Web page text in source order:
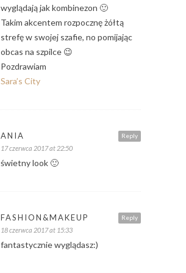
wyglądają jak kombinezon 🙂
Takim akcentem rozpocznę żółtą
strefę w swojej szafie, no pomijając
obcas na szpilce 😉
Pozdrawiam
Sara’s City
Reply
ANIA
17 czerwca 2017 at 22:50
świetny look 🙂
Reply
FASHION&MAKEUP
18 czerwca 2017 at 15:33
fantastycznie wyglądasz:)